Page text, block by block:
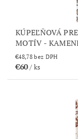
KÚPEĽŇOVÁ
MOTÍV -
€48,78 bez DPH
€60/ ks